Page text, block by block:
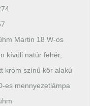
Martin 18 W-os
kívüli natúr fehér,
króm színű kör alakú
es mennyezetlámpa